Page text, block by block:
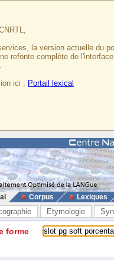
la version actuelle du
refonte complète de
ici : Portail lexical
Corpus Lexiques
Etymologie
forme